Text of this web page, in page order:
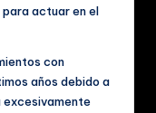
actuar en el
con
años debido a
excesivamente